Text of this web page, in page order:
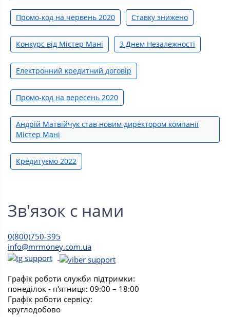
Промо-код на червень 2020 Ставку знижено
Конкурс від Містер Мані З Днем Незалежності
Електронний кредитний договір
Промо-код на вересень 2020
Андрій Матвійчук став новим директором компанії
Містер Мані
Кредитуємо 2022
Зв'язок с нами
0(800)750-395
info@mrmoney.com.ua
Графік роботи служби підтримки:
понеділок - п'ятниця: 09:00 – 18:00
Графік роботи сервісу:
круглодобово